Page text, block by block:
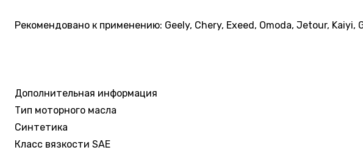
Рекомендовано к применению: Geely, Chery, Exeed, Omoda, Jetour, Kaiyi,
Дополнительная информация
Тип моторного масла
Синтетика
Класс вязкости SAE